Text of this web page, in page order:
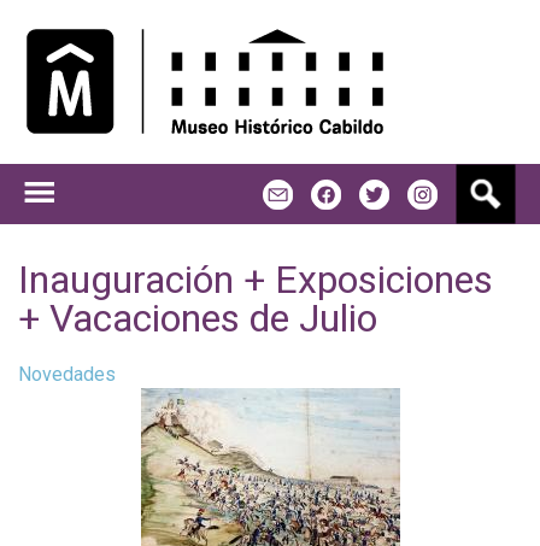
Inauguración + Exposiciones
+ Vacaciones de Julio
Novedades
s
a